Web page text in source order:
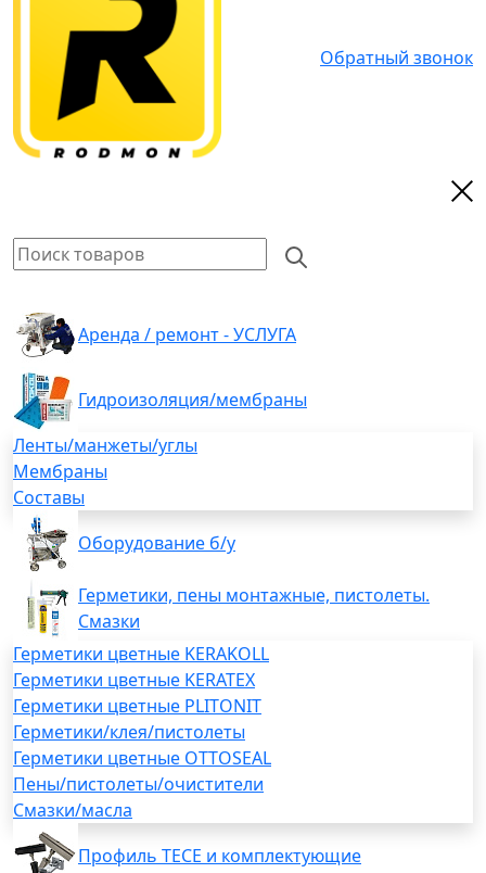
Обратный звонок
Аренда / ремонт - УСЛУГА
Гидроизоляция/мембраны
Ленты/манжеты/углы
Мембраны
Составы
Оборудование б/у
Герметики, пены монтажные, пистолеты.
Смазки
Герметики цветные KERAKOLL
Герметики цветные KERATEX
Герметики цветные PLITONIT
Герметики/клея/пистолеты
Герметики цветные OTTOSEAL
Пены/пистолеты/очистители
Смазки/масла
Профиль TECE и комплектующие